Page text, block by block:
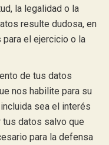
la legalidad o la
resulte dudosa, en
el ejercicio o la
de tus datos
nos habilite para su
sea el interés
tus datos salvo que
para la defensa